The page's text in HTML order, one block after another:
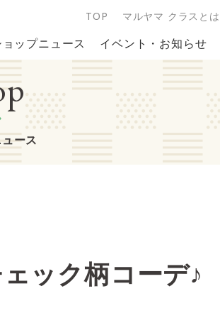
TOP マルヤマ クラスとは
ョップニュース イベント・お知らせ
ース
ック柄コーデ♪